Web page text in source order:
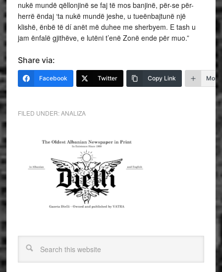
nukë mundë qëllonjinë se faj të mos banjinë, për-se për-
herrë ëndaj ‘ta nukë mundë jeshe, u tueënbajtunë një
klishë, ënbë të dí anët më duhee me sherbyem. E tash u
jam ënfalë gjithëve, e lutëni t’enë Zonë ende për muo.”
Share via:
Facebook Twitter Copy Link More
FILED UNDER:ANALIZA